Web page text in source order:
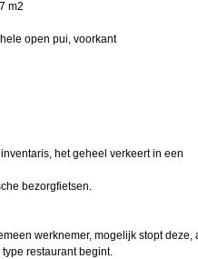
m2
open pui, voorkant
het geheel verkeert in een
bezorgfietsen.
werknemer, mogelijk stopt deze,
restaurant begint.